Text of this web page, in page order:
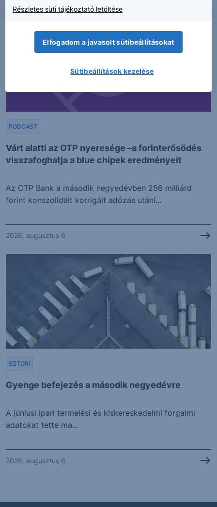
Várt alatti az OTP nyeresége –a forinterősödés
visszafoghatja a blue chipek eredményeit
PODCAST
Az OTP Bank a második negyedévben 256 milliárd
forint konszolidált korrigált adózás utáni...
2026. augusztus 6.
Gyenge befejezés a második negyedévre
SZTORI
A júniusi ipari termelési és kiskereskedelmi forgalmi
adatokat tette ma...
2026. augusztus 6.
Részletes süti tájékoztató letöltése
Elfogadom a javasolt sütibeállításokat
Sütibeállítások kezelése